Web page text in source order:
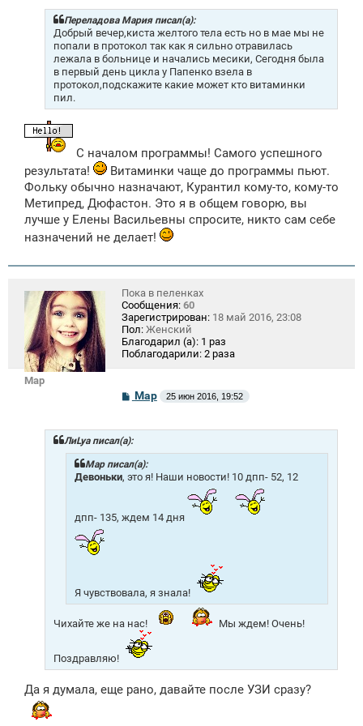
б
щ
е
н
и
е
Переладова Мария писал(а):
Добрый вечер,киста желтого тела есть но в мае мы не
попали в протокол так как я сильно отравилась
лежала в больнице и начались месики, Сегодня была
в первый день цикла у Папенко взела в
протокол,подскажите какие может кто витаминки
пил.
С началом программы! Самого успешного
результата!
Витаминки чаще до программы пьют.
Фольку обычно назначают, Курантил кому-то, кому-то
Метипред, Дюфастон. Это я в общем говорю, вы
лучше у Елены Васильевны спросите, никто сам себе
назначений не делает!
Mар
Пока в пеленках
Сообщения: 60
Зарегистрирован: 18 май 2016, 23:08
Пол: Женский
Благодарил (а): 1 раз
Поблагодарили: 2 раза
С
б
щ
е
н
и
Mар 25 июн 2016, 19:52
ЛиLya писал(а):
Mар писал(а):
Девоньки, это я! Наши новости! 10 дпп- 52, 12
дпп- 135, ждем 14 дня
Я чувствовала, я знала!
Чихайте же на нас! Мы ждем! Очень!
Поздравляю!
Да я думала, еще рано, давайте после УЗИ сразу?